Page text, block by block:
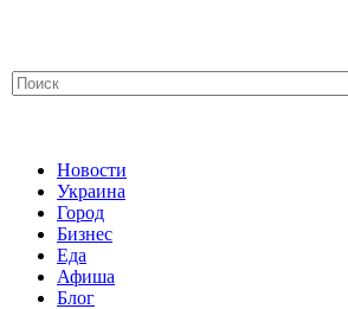
Новости
Украина
Город
Бизнес
Еда
Афиша
Блог